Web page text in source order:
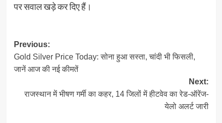
पर सवाल खड़े कर दिए हैं।
Post
navigation
Previous:
Gold Silver Price Today: सोना हुआ सस्ता, चांदी भी फिसली,
जानें आज की नई कीमतें
Next:
राजस्थान में भीषण गर्मी का कहर, 14 जिलों में हीटवेव का रेड-ऑरेंज-
येलो अलर्ट जारी